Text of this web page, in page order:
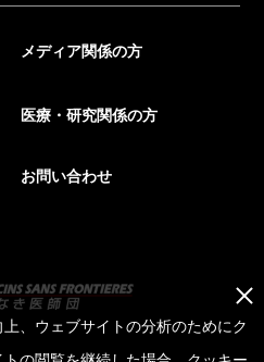
メディア関係の方
医療・研究関係の方
お問い合わせ
、ウェブサイトの分析のためにク